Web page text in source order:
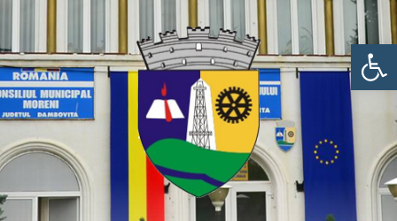
Deschide bara de unelte
sidebar
sidebar